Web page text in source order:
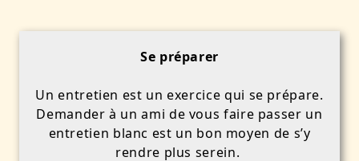
Se préparer
Un entretien est un exercice qui se prépare.
Demander à un ami de vous faire passer un
entretien blanc est un bon moyen de s’y
rendre plus serein.